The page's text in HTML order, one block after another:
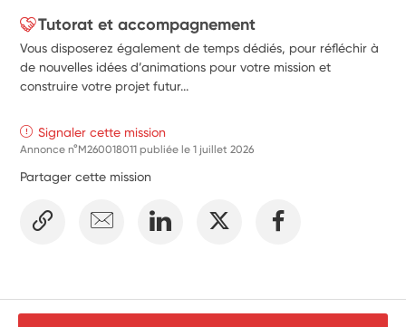
Tutorat et accompagnement
Vous disposerez également de temps dédiés, pour réfléchir à
de nouvelles idées d’animations pour votre mission et
construire votre projet futur...
Signaler cette mission
Annonce n°M260018011 publiée le1 juillet 2026
Partager cette mission